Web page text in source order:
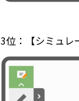
3位：【シミュレ